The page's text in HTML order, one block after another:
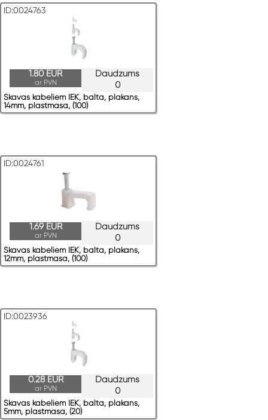
ID:0024763
Daudzums
0
1.80 EUR
ar PVN
Skavas kabeļiem IEK, balta, plakans,
14mm, plastmasa, (100)
ID:0024761
Daudzums
0
1.69 EUR
ar PVN
Skavas kabeļiem IEK, balta, plakans,
12mm, plastmasa, (100)
ID:0023936
Daudzums
0
0.28 EUR
ar PVN
Skavas kabeļiem IEK, balta, plakans,
5mm, plastmasa, (20)